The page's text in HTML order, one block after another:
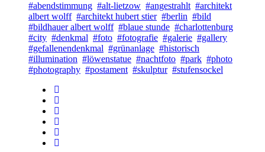
#abendstimmung #alt-lietzow #angestrahlt #architekt
albert wolff #architekt hubert stier #berlin #bild
#bildhauer albert wolff #blaue stunde #charlottenburg
#city #denkmal #foto #fotografie #galerie #gallery
#gefallenendenkmal #grünanlage #historisch
#illumination #löwenstatue #nachtfoto #park #photo
#photography #postament #skulptur #stufensockel